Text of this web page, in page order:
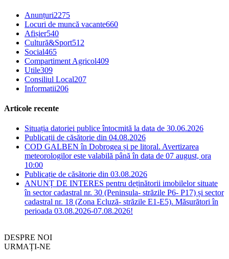
Anunțuri2275
Locuri de muncă vacante660
Afișier540
Cultură&Sport512
Social465
Compartiment Agricol409
Utile309
Consiliul Local207
Informatii206
Articole recente
Situația datoriei publice întocmită la data de 30.06.2026
Publicații de căsătorie din 04.08.2026
COD GALBEN în Dobrogea și pe litoral. Avertizarea
meteorologilor este valabilă până în data de 07 august, ora
10:00
Publicație de căsătorie din 03.08.2026
ANUNȚ DE INTERES pentru deținătorii imobilelor situate
în sector cadastral nr. 30 (Peninsula- străzile P6- P17) și sector
cadastral nr. 18 (Zona Ecluză- străzile E1-E5). Măsurători în
perioada 03.08.2026-07.08.2026!
DESPRE NOI
URMAȚI-NE